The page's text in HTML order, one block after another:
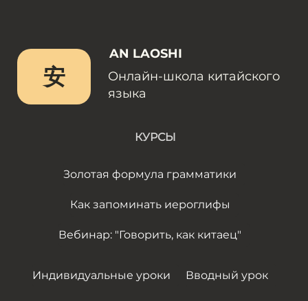
安
AN LAOSHI
Онлайн-школа китайского
языка
КУРСЫ
Золотая формула грамматики
Как запоминать иероглифы
Вебинар: "Говорить, как китаец"
Индивидуальные уроки Вводный урок